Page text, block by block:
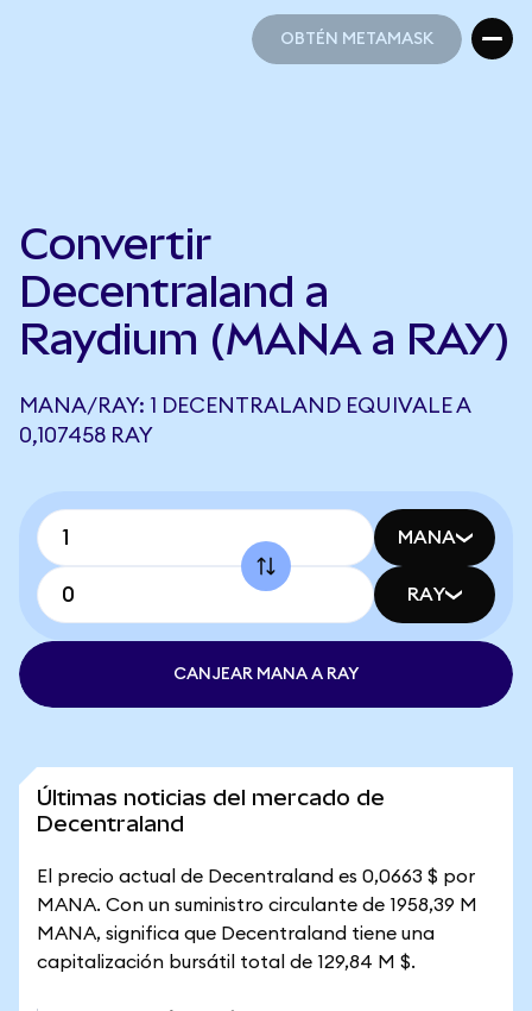
OBTÉN METAMASK
Convertir
Decentraland a
Raydium (MANA a RAY)
MANA/RAY: 1 DECENTRALAND EQUIVALE A
0,107458 RAY
MANA
RAY
CANJEAR MANA A RAY
Últimas noticias del mercado de
Decentraland
El precio actual de Decentraland es 0,0663 $ por
MANA. Con un suministro circulante de 1958,39 M
MANA, significa que Decentraland tiene una
capitalización bursátil total de 129,84 M $.